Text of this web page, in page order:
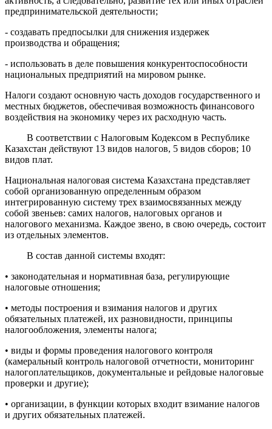
предпринимательской деятельности;
- создавать предпосылки для снижения издержек
производства и обращения;
- использовать в деле повышения конкурентоспособности
национальных предприятий на мировом рынке.
Налоги создают основную часть доходов государственного и
местных бюджетов, обеспечивая возможность финансового
воздействия на экономику через их расходную часть.
В соответствии с Налоговым Кодексом в Республике
Казахстан действуют 13 видов налогов, 5 видов сборов; 10
видов плат.
Национальная налоговая система Казахстана представляет
собой организованную определенным образом
интегрированную систему трех взаимосвязанных между
собой звеньев: самих налогов, налоговых органов и
налогового механизма. Каждое звено, в свою очередь, состоит
из отдельных элементов.
В состав данной системы входят:
• законодательная и нормативная база, регулирующие
налоговые отношения;
• методы построения и взимания налогов и других
обязательных платежей, их разновидности, принципы
налогообложения, элементы налога;
• виды и формы проведения налогового контроля
(камеральный контроль налоговой отчетности, мониторинг
налогоплательщиков, документальные и рейдовые налоговые
проверки и другие);
• организации, в функции которых входит взимание налогов
и других обязательных платежей.